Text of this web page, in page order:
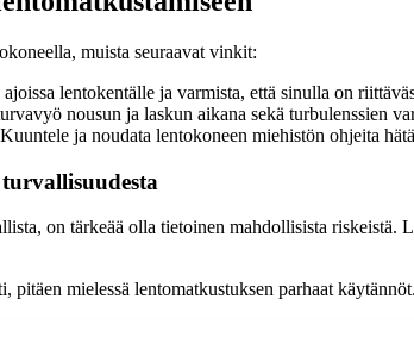
muista seuraavat vinkit:
ajoissa lentokentälle ja varmista, että sinulla on
nousun ja laskun aikana sekä turbulenssien
Kuuntele ja noudata lentokoneen miehistön ohjeita
on tärkeää olla tietoinen mahdollisista
pitäen mielessä lentomatkustuksen parhaat